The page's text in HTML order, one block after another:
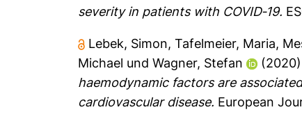
severity in patients with COVID‐19.
Lebek, Simon,Tafelmeier, Maria,
Michael undWagner, Stefan (2020)
haemodynamic factors are
cardiovascular disease. European